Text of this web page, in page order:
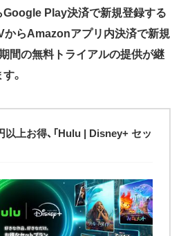
Play決済で新規登録する
からAmazonアプリ内決済で新規
間の無料トライアルの提供が継
。
上お得、「Hulu | Disney+ セッ